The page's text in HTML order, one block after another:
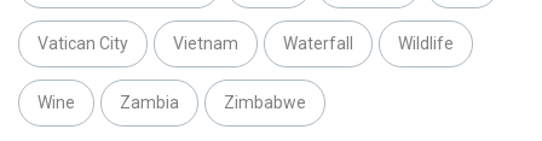
Vatican City Vietnam Waterfall Wildlife
Wine Zambia Zimbabwe